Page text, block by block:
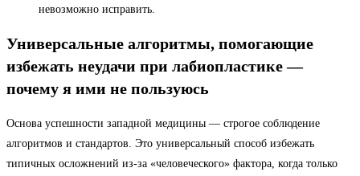
невозможно исправить.
Универсальные алгоритмы, помогающие
избежать неудачи при лабиопластике —
почему я ими не пользуюсь
Основа успешности западной медицины — строгое соблюдение
алгоритмов и стандартов. Это универсальный способ избежать
типичных осложнений из-за «человеческого» фактора, когда только